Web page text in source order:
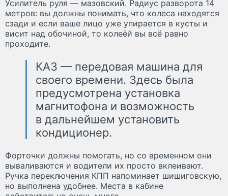
Усилитель руля — мазовский. Радиус разворота 14
метров: вы должны понимать, что колеса находятся
сзади и если ваше лицо уже упирается в кусты и
висит над обочиной, то колеёй вы всё равно
проходите.
КАЗ — передовая машина для
своего времени. Здесь была
предусмотрена установка
магнитофона и возможность
в дальнейшем установить
кондиционер.
Форточки должны помогать, но со временном они
вываливаются и водители их просто вклеивают.
Ручка переключения КПП напоминает шишиговскую,
но выполнена удобнее. Места в кабине